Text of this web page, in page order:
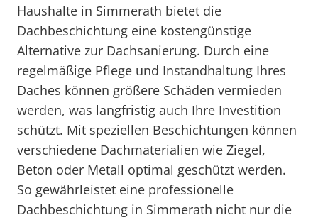
Haushalte in Simmerath bietet die
Dachbeschichtung eine kostengünstige
Alternative zur Dachsanierung. Durch eine
regelmäßige Pflege und Instandhaltung Ihres
Daches können größere Schäden vermieden
werden, was langfristig auch Ihre Investition
schützt. Mit speziellen Beschichtungen können
verschiedene Dachmaterialien wie Ziegel,
Beton oder Metall optimal geschützt werden.
So gewährleistet eine professionelle
Dachbeschichtung in Simmerath nicht nur die